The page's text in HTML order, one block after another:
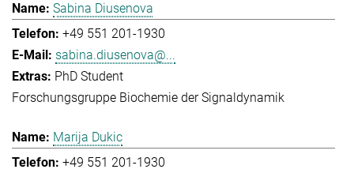
Sabina Diusenova
+49 551 201-1930
sabina.diusenova@...
PhD Student
Forschungsgruppe Biochemie der Signaldynamik
Marija Dukic
+49 551 201-1930